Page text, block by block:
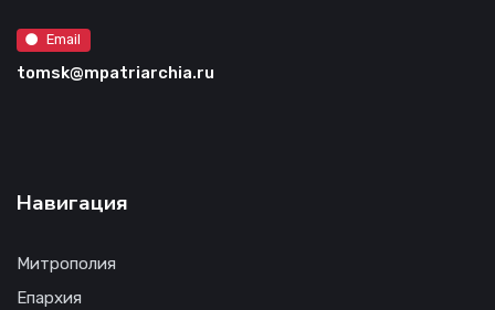
Email
tomsk@mpatriarchia.ru
Навигация
Митрополия
Епархия